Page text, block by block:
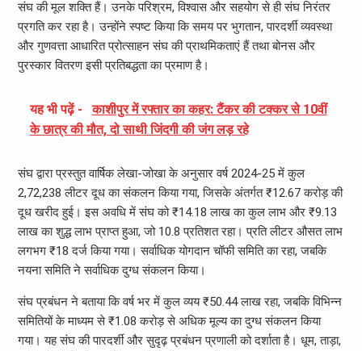
संघ की मूल शक्ति हैं। उनके परिश्रम, विश्वास और सहयोग से ही संघ निरंतर
प्रगति कर रहा है। उन्होंने स्पष्ट किया कि समय पर भुगतान, पारदर्शी व्यवस्था
और गुणवत्ता आधारित प्रोत्साहन संघ की प्राथमिकताएं हैं तथा बोनस और
पुरस्कार वितरण इसी प्रतिबद्धता का प्रमाण है।
यह भी पढ़ें -
काशीपुर में रफ्तार का कहर: टैंकर की टक्कर से 10वीं
के छात्र की मौत, दो साथी जिंदगी की जंग लड़ रहे
संघ द्वारा प्रस्तुत वार्षिक लेखा-जोखा के अनुसार वर्ष 2024-25 में कुल
2,72,238 लीटर दूध का संकलन किया गया, जिसके अंतर्गत ₹12.67 करोड़ की
दूध खरीद हुई। इस अवधि में संघ को ₹14.18 लाख का कुल लाभ और ₹9.13
लाख का शुद्ध लाभ प्राप्त हुआ, जो 10.8 प्रतिशत रहा। प्रति लीटर औसत लाभ
लगभग ₹18 दर्ज किया गया। सर्वाधिक योगदान चॉफी समिति का रहा, जबकि
नयना समिति ने सर्वाधिक दुग्ध संकलन किया।
संघ प्रबंधन ने बताया कि वर्ष भर में कुल व्यय ₹50.44 लाख रहा, जबकि विभिन्न
समितियों के माध्यम से ₹1.08 करोड़ से अधिक मूल्य का दुग्ध संकलन किया
गया। यह संघ की पारदर्शी और सुदृढ़ प्रबंधन प्रणाली को दर्शाता है। धूम, ताड़ा,